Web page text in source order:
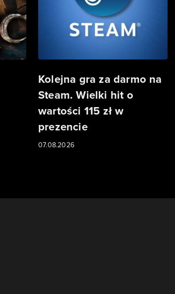
Kolejna gra za darmo na
Steam. Wielki hit o
wartości 115 zł w
prezencie
07.08.2026